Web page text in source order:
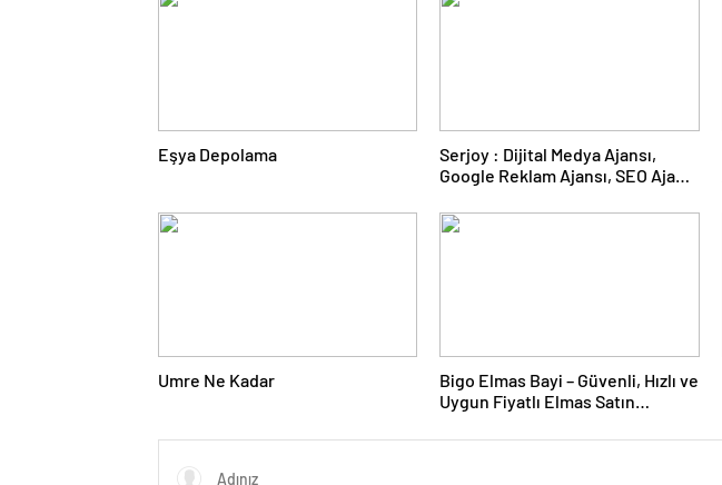
Eşya Depolama
Serjoy : Dijital Medya Ajansı,
Google Reklam Ajansı, SEO Ajansı
Umre Ne Kadar
Bigo Elmas Bayi – Güvenli, Hızlı ve
Uygun Fiyatlı Elmas Satın